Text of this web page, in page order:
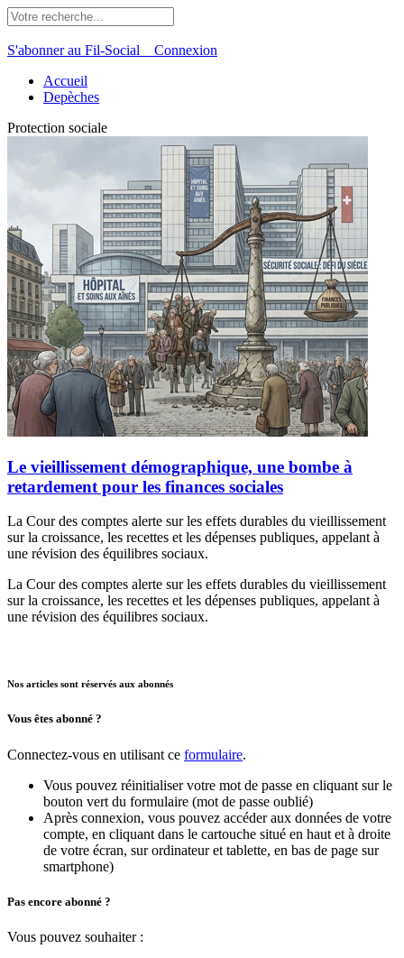
S'abonner au Fil-Social Connexion
Accueil
Depèches
Protection sociale
Le vieillissement démographique, une bombe à
retardement pour les finances sociales
La Cour des comptes alerte sur les effets durables du vieillissement
sur la croissance, les recettes et les dépenses publiques, appelant à
une révision des équilibres sociaux.
La Cour des comptes alerte sur les effets durables du vieillissement
sur la croissance, les recettes et les dépenses publiques, appelant à
une révision des équilibres sociaux.
Nos articles sont réservés aux abonnés
Vous êtes abonné ?
Connectez-vous en utilisant ce formulaire.
Vous pouvez réinitialiser votre mot de passe en cliquant sur le
bouton vert du formulaire (mot de passe oublié)
Après connexion, vous pouvez accéder aux données de votre
compte, en cliquant dans le cartouche situé en haut et à droite
de votre écran, sur ordinateur et tablette, en bas de page sur
smartphone)
Pas encore abonné ?
Vous pouvez souhaiter :